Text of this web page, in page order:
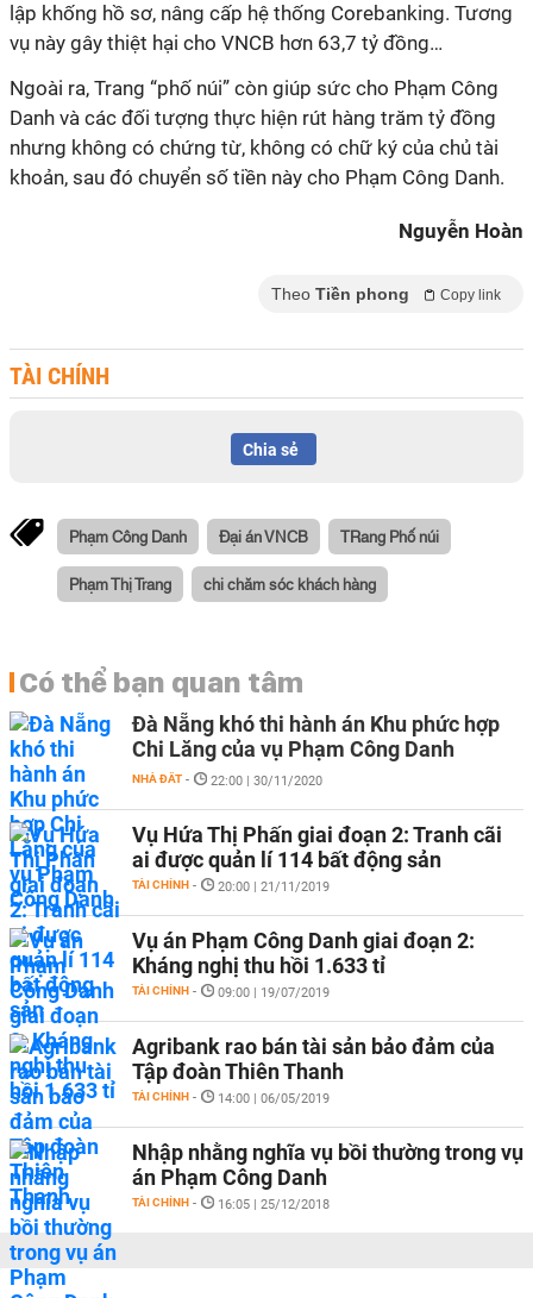
lập khống hồ sơ, nâng cấp hệ thống Corebanking. Tương
vụ này gây thiệt hại cho VNCB hơn 63,7 tỷ đồng…
Ngoài ra, Trang “phố núi” còn giúp sức cho Phạm Công
Danh và các đối tượng thực hiện rút hàng trăm tỷ đồng
nhưng không có chứng từ, không có chữ ký của chủ tài
khoản, sau đó chuyển số tiền này cho Phạm Công Danh.
Nguyễn Hoàn
Theo Tiền phong Copy link
TÀI CHÍNH
Chia sẻ
Phạm Công Danh Đại án VNCB TRang Phố núi
Phạm Thị Trang chi chăm sóc khách hàng
Có thể bạn quan tâm
Đà Nẵng khó thi hành án Khu phức hợp
Chi Lăng của vụ Phạm Công Danh
NHÀ ĐẤT - 22:00 | 30/11/2020
Vụ Hứa Thị Phấn giai đoạn 2: Tranh cãi
ai được quản lí 114 bất động sản
TÀI CHÍNH - 20:00 | 21/11/2019
Vụ án Phạm Công Danh giai đoạn 2:
Kháng nghị thu hồi 1.633 tỉ
TÀI CHÍNH - 09:00 | 19/07/2019
Agribank rao bán tài sản bảo đảm của
Tập đoàn Thiên Thanh
TÀI CHÍNH - 14:00 | 06/05/2019
Nhập nhằng nghĩa vụ bồi thường trong vụ
án Phạm Công Danh
TÀI CHÍNH - 16:05 | 25/12/2018